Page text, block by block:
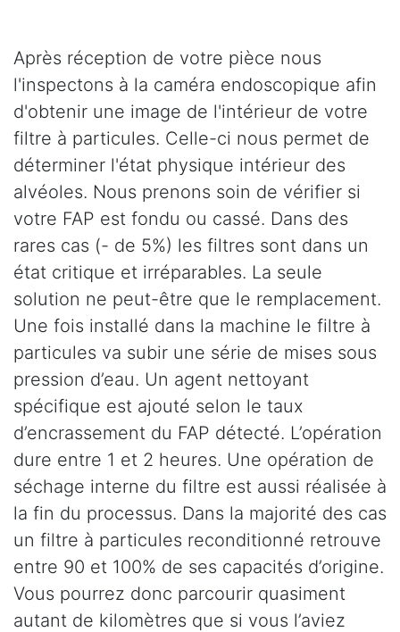
Après réception de votre pièce nous
l'inspectons à la caméra endoscopique afin
d'obtenir une image de l'intérieur de votre
filtre à particules. Celle-ci nous permet de
déterminer l'état physique intérieur des
alvéoles. Nous prenons soin de vérifier si
votre FAP est fondu ou cassé. Dans des
rares cas (- de 5%) les filtres sont dans un
état critique et irréparables. La seule
solution ne peut-être que le remplacement.
Une fois installé dans la machine le filtre à
particules va subir une série de mises sous
pression d’eau. Un agent nettoyant
spécifique est ajouté selon le taux
d’encrassement du FAP détecté. L’opération
dure entre 1 et 2 heures. Une opération de
séchage interne du filtre est aussi réalisée à
la fin du processus. Dans la majorité des cas
un filtre à particules reconditionné retrouve
entre 90 et 100% de ses capacités d’origine.
Vous pourrez donc parcourir quasiment
autant de kilomètres que si vous l’aviez